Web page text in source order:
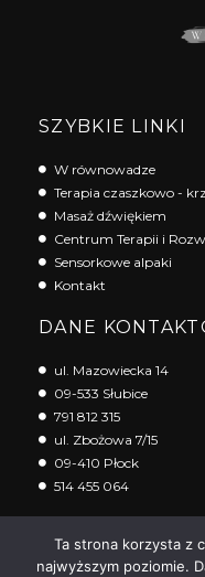
SZYBKIE LINKI
W równowadze
Terapia czaszkowo -
Masaż dźwiękiem
Centrum Terapii i
Sensorkowe alpaki
Kontakt
DANE
ul. Mazowiecka 14
09-533 Słubice
791 812 315
ul. Zbożowa 7/15
09-410 Płock
514 455 064
Ta strona korzysta z
najwyższym poziomie.